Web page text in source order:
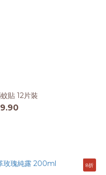
貼 12片裝
8折